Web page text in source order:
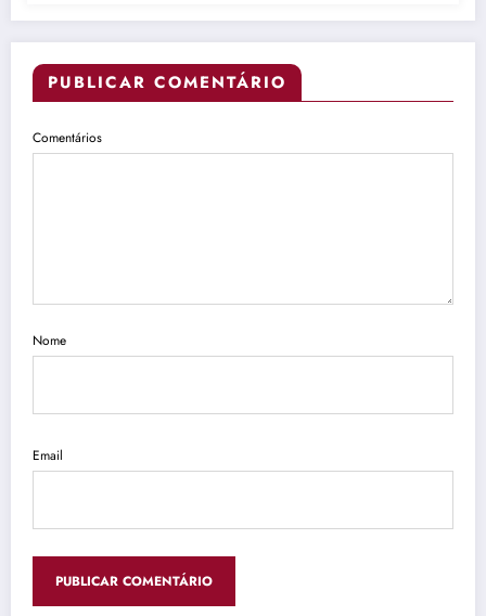
PUBLICAR COMENTÁRIO
Comentários
Nome
Email